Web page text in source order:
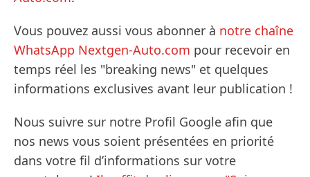
Vous pouvez aussi vous abonner à notre chaîne
WhatsApp Nextgen-Auto.com pour recevoir en
temps réel les "breaking news" et quelques
informations exclusives avant leur publication !
Nous suivre sur notre Profil Google afin que
nos news vous soient présentées en priorité
dans votre fil d’informations sur votre